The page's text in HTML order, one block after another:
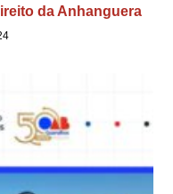
da Anhanguera